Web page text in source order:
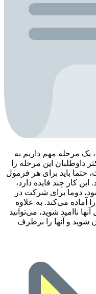
مرحله مهم داریم به
داوطلبان این مرحله را
حتما باید برای هر فرمول
کار چند فایده دارد،
دوما برای شرکت در
آماده می‌کند. به علاوه
ناامید شوید، می‌توانید
شوید و آنها را برطرف